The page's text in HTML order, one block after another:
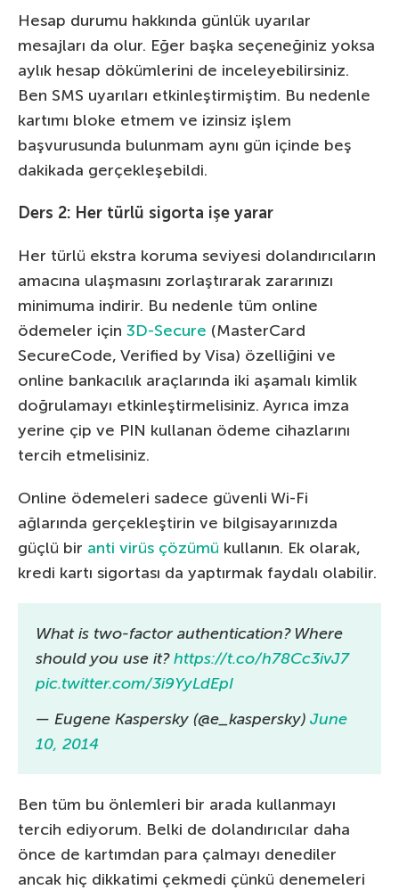
Hesap durumu hakkında günlük uyarılar
mesajları da olur. Eğer başka seçeneğiniz yoksa
aylık hesap dökümlerini de inceleyebilirsiniz.
Ben SMS uyarıları etkinleştirmiştim. Bu nedenle
kartımı bloke etmem ve izinsiz işlem
başvurusunda bulunmam aynı gün içinde beş
dakikada gerçekleşebildi.
Ders 2: Her türlü sigorta işe yarar
Her türlü ekstra koruma seviyesi dolandırıcıların
amacına ulaşmasını zorlaştırarak zararınızı
minimuma indirir. Bu nedenle tüm online
ödemeler için 3D-Secure (MasterCard
SecureCode, Verified by Visa) özelliğini ve
online bankacılık araçlarında iki aşamalı kimlik
doğrulamayı etkinleştirmelisiniz. Ayrıca imza
yerine çip ve PIN kullanan ödeme cihazlarını
tercih etmelisiniz.
Online ödemeleri sadece güvenli Wi-Fi
ağlarında gerçekleştirin ve bilgisayarınızda
güçlü bir anti virüs çözümü kullanın. Ek olarak,
kredi kartı sigortası da yaptırmak faydalı olabilir.
What is two-factor authentication? Where
should you use it?https://t.co/h78Cc3ivJ7
pic.twitter.com/3i9YyLdEpI
— Eugene Kaspersky (@e_kaspersky) June
10, 2014
Ben tüm bu önlemleri bir arada kullanmayı
tercih ediyorum. Belki de dolandırıcılar daha
önce de kartımdan para çalmayı denediler
ancak hiç dikkatimi çekmedi çünkü denemeleri